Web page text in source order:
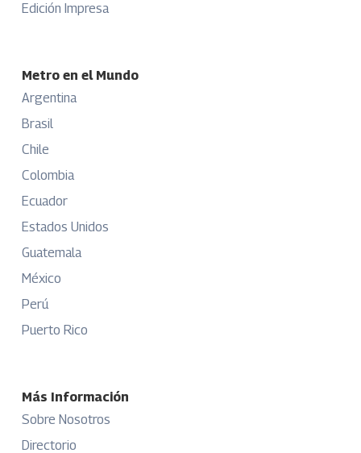
Edición Impresa
Metro en el Mundo
Argentina
Brasil
Chile
Colombia
Ecuador
Estados Unidos
Guatemala
México
Perú
Puerto Rico
Más Información
Sobre Nosotros
Directorio